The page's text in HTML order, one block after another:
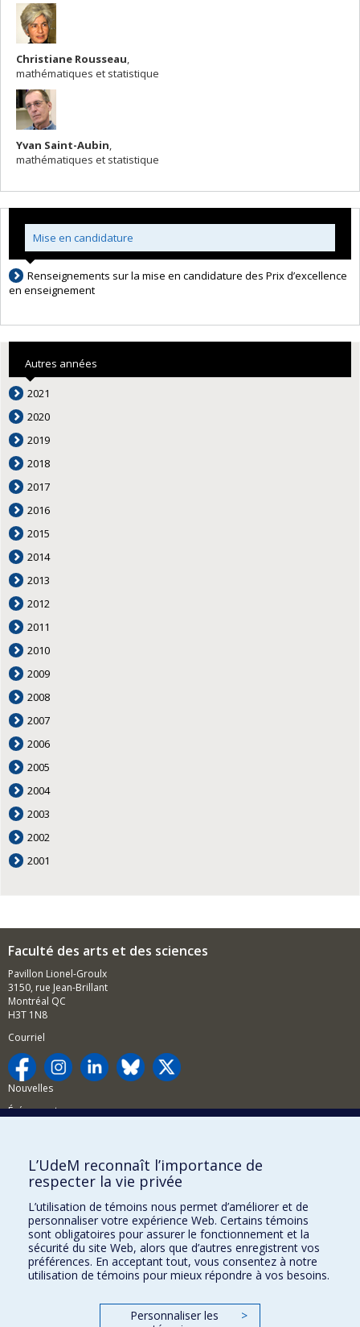
Christiane Rousseau,
mathématiques et statistique
Yvan Saint-Aubin,
mathématiques et statistique
Mise en candidature
Renseignements sur la mise en candidature des Prix d’excellence
en enseignement
Autres années
2021
2020
2019
2018
2017
2016
2015
2014
2013
2012
2011
2010
2009
2008
2007
2006
2005
2004
2003
2002
2001
Faculté des arts et des sciences
Pavillon Lionel-Groulx
3150, rue Jean-Brillant
Montréal QC
H3T 1N8
Courriel
Nouvelles
Événements
BESOIN D'AIDE?
Plan du site
Signaler une erreur
Accessibilité
FACULTÉ DES ARTS ET DES SCIENCES
L’UdeM reconnaît l’importance de
respecter la vie privée
L’utilisation de témoins nous permet d’améliorer et de
personnaliser votre expérience Web. Certains témoins
sont obligatoires pour assurer le fonctionnement et la
sécurité du site Web, alors que d’autres enregistrent vos
préférences. En acceptant tout, vous consentez à notre
utilisation de témoins pour mieux répondre à vos besoins.
Personnaliser les
>